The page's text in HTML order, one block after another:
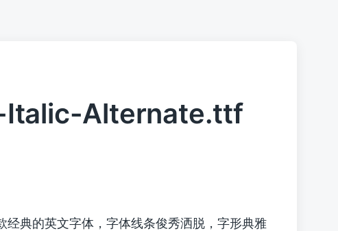
Italic-Alternate.ttf
经典的英文字体，字体线条俊秀洒脱，字形典雅